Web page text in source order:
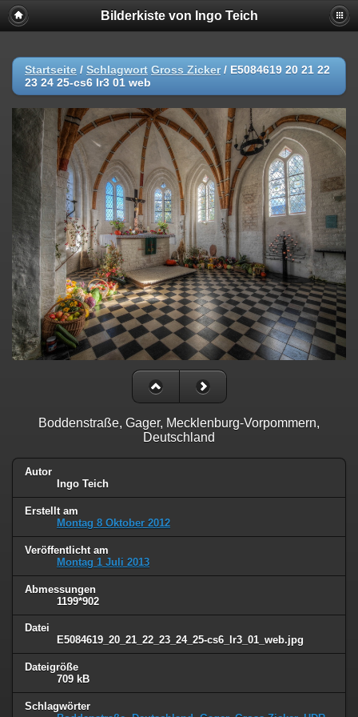
Bilderkiste von Ingo Teich
Startseite / Schlagwort Gross Zicker/ E5084619 20 21 22
23 24 25-cs6 lr3 01 web
Boddenstraße, Gager, Mecklenburg-Vorpommern,
Deutschland
Autor
Ingo Teich
Erstellt am
Montag 8 Oktober 2012
Veröffentlicht am
Montag 1 Juli 2013
Abmessungen
1199*902
Datei
E5084619_20_21_22_23_24_25-cs6_lr3_01_web.jpg
Dateigröße
709 kB
Schlagwörter